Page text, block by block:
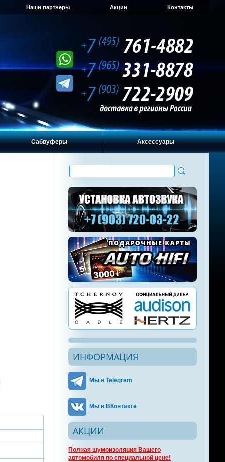
Наши партнеры Акции Контакты
Сабвуферы Аксессуары
ИНФОРМАЦИЯ
Мы в Telegram
Мы в ВКонтакте
АКЦИИ
Полная шумоизоляция Вашего
автомобиля по специальной цене!